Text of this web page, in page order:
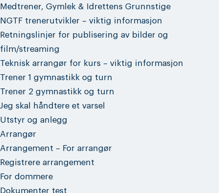
Medtrener, Gymlek & Idrettens Grunnstige
NGTF trenerutvikler – viktig informasjon
Retningslinjer for publisering av bilder og
film/streaming
Teknisk arrangør for kurs – viktig informasjon
Trener 1 gymnastikk og turn
Trener 2 gymnastikk og turn
Jeg skal håndtere et varsel
Utstyr og anlegg
Arrangør
Arrangement – For arrangør
Registrere arrangement
For dommere
Dokumenter test